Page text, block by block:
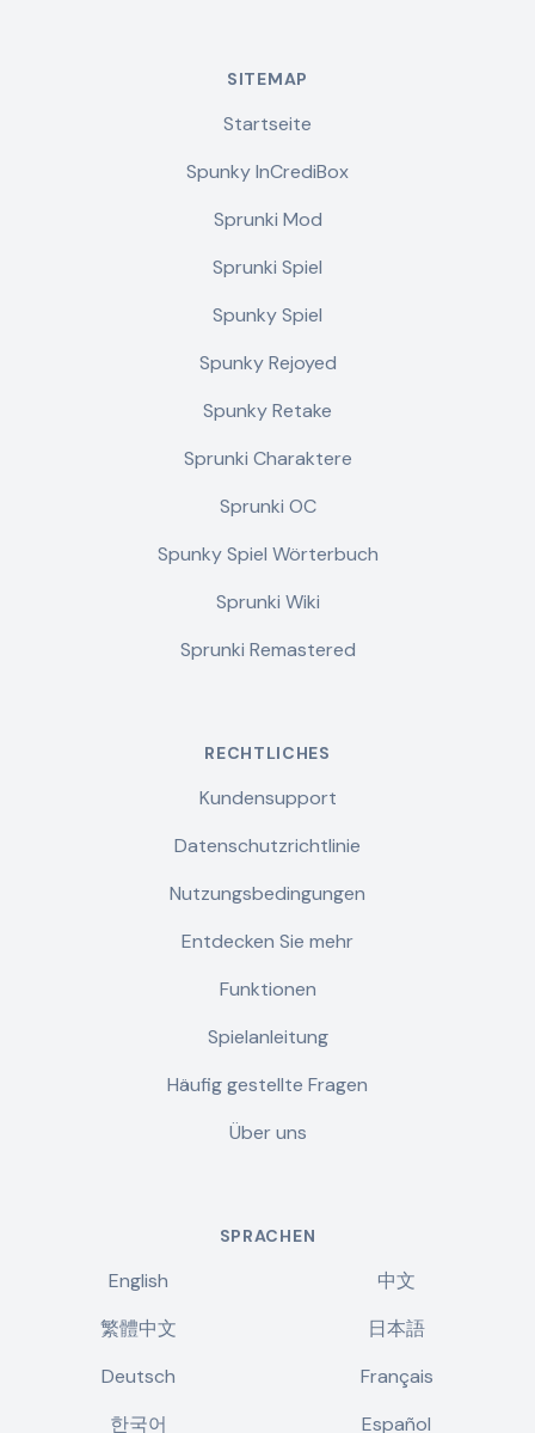
SITEMAP
Startseite
Spunky InCrediBox
Sprunki Mod
Sprunki Spiel
Spunky Spiel
Spunky Rejoyed
Spunky Retake
Sprunki Charaktere
Sprunki OC
Spunky Spiel Wörterbuch
Sprunki Wiki
Sprunki Remastered
RECHTLICHES
Kundensupport
Datenschutzrichtlinie
Nutzungsbedingungen
Entdecken Sie mehr
Funktionen
Spielanleitung
Häufig gestellte Fragen
Über uns
SPRACHEN
English
中文
繁體中文
日本語
Deutsch
Français
한국어
Español